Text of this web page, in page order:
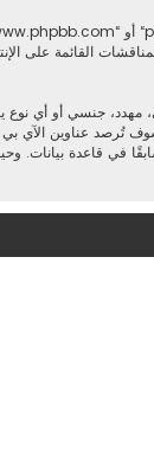
جنسي أو أي
تُرصد عناوين الآي